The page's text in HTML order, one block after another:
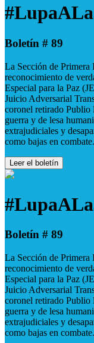
Boletín # 89
La Sección de Primera
reconocimiento de
Especial para la Paz
Juicio Adversarial
coronel retirado Publio
guerra y de lesa
extrajudiciales y
como bajas en combate.
Leer el boletín
Boletín # 89
La Sección de Primera
reconocimiento de
Especial para la Paz
Juicio Adversarial
coronel retirado Publio
guerra y de lesa
extrajudiciales y
como bajas en combate.